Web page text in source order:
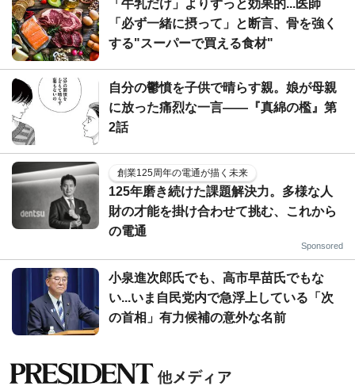
「牛乳だけ」よりずっと効果的...医師
「必ず一緒に摂って」と断言、骨を強く
する"スーパーで買える食材"
自分の鬱憤を子供で晴らす親。娘が母親
に放った痛烈な一言――『真綿の檻』第
2話
創業125周年の電通が描く未来
125年磨き続けた課題解決力。多様な人
財の才能を掛け合わせて挑む、これから
の電通
Sponsored
小泉進次郎氏でも、高市早苗氏でもな
い...いま自民党内で急浮上している「次
の首相」有力候補の意外な名前